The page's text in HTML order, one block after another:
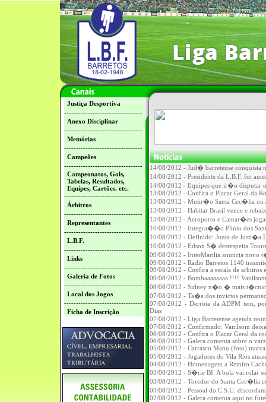
Justiça Desportiva
---------------------------------
Anexo Disciplinar
---------------------------------
Memórias
---------------------------------
Campeões
---------------------------------
Campeonatos, Gols,
Tabelas, Resultados,
Equipes, Cartões. etc.
---------------------------------
Árbitros
---------------------------------
Representantes
---------------------------------
L.B.F.
---------------------------------
Links
---------------------------------
Galeria de Fotos
---------------------------------
Local dos Jogos
---------------------------------
Ficha de Inscrição
14/08/2012 - Jud� barretense conquista
14/08/2012 - Presidente da L.B.F. foi
14/08/2012 - Equipes que ir�o disputar
13/08/2012 - Confira o Placar Geral da
13/08/2012 - Mutir�o Santa Cec�lia ou
13/08/2012 - Habitar Brasil vence e
13/08/2012 - Aeroporto e Camar�es
10/08/2012 - Integra��o Plinio dos
10/08/2012 - Definido: Junta de Justi�a
10/08/2012 - Edson S� desrespeita
09/08/2012 - InterMarilia anuncia novo
09/08/2012 - Radio Barretos 1140
09/08/2012 - Confira a escala de arbitros
09/08/2012 - Bombaaaaaaaa !!!!
08/08/2012 - Sidney n�o � mais
07/08/2012 - Ta�a dos invictos
07/08/2012 - Derrota da ADPM tem,
Dias
07/08/2012 - Liga Barretense agenda
07/08/2012 - Confirmado: Vanilsom
06/08/2012 - Confira o Placar Geral da
06/08/2012 - Galera comenta sobre o
05/08/2012 - Carrasco Manu (foto)
05/08/2012 - Jogadores do Vila Rios
04/08/2012 - Homenagem a Remiro
03/08/2012 - S�rie BI: A bola vai rolar
03/08/2012 - Toredor do Santa
03/08/2012 - Pessoal do C.S.U.
02/08/2012 - Galera comenta aqui no